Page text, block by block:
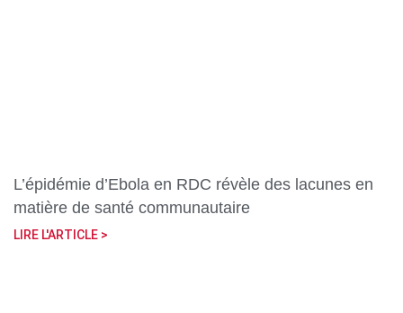
L’épidémie d’Ebola en RDC révèle des lacunes en
matière de santé communautaire
LIRE L'ARTICLE >